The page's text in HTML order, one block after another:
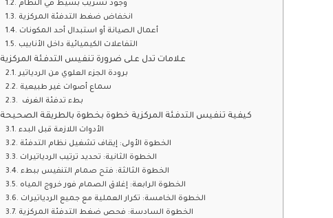
وجود تسريب بسيط في النظام
انخفاض ضغط التدفئة المركزية
أعمال الصيانة أو استبدال أحد المكونات
التفاعلات الكيميائية داخل الأنابيب
علامات تدل على ضرورة تنفيس التدفئة المركزية
برودة الجزء العلوي من الردياتير
سماع أصوات غير طبيعية
بطء تدفئة الغرف
كيفية تنفيس التدفئة المركزية خطوة بخطوة بالطريقة الصحيحة
الأدوات اللازمة قبل البدء
الخطوة الأولى: إيقاف تشغيل نظام التدفئة
الخطوة الثانية: تحديد ترتيب الردياتيرات
الخطوة الثالثة: فتح صمام التنفيس ببطء
الخطوة الرابعة: إغلاق الصمام فور خروج المياه
الخطوة الخامسة: تكرار العملية مع جميع الردياتيرات
الخطوة السادسة: فحص ضغط التدفئة المركزية